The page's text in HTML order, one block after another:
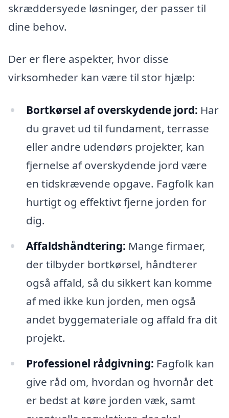
skræddersyede løsninger, der passer til
dine behov.
Der er flere aspekter, hvor disse
virksomheder kan være til stor hjælp:
Bortkørsel af overskydende jord: Har
du gravet ud til fundament, terrasse
eller andre udendørs projekter, kan
fjernelse af overskydende jord være
en tidskrævende opgave. Fagfolk kan
hurtigt og effektivt fjerne jorden for
dig.
Affaldshåndtering: Mange firmaer,
der tilbyder bortkørsel, håndterer
også affald, så du sikkert kan komme
af med ikke kun jorden, men også
andet byggemateriale og affald fra dit
projekt.
Professionel rådgivning: Fagfolk kan
give råd om, hvordan og hvornår det
er bedst at køre jorden væk, samt